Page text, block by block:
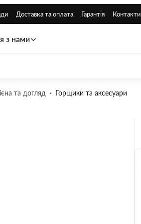
Доставка та оплата Гарантія Контакти
з нами
та догляд Горщики та аксесуари